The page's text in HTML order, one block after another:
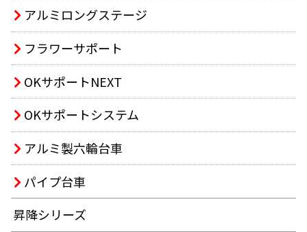
アルミロングステージ
フラワーサポート
OKサポートNEXT
OKサポートシステム
アルミ製六輪台車
パイプ台車
昇降シリーズ